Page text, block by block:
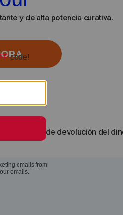
y de alta potencia curativa.
Garantía de devolución del